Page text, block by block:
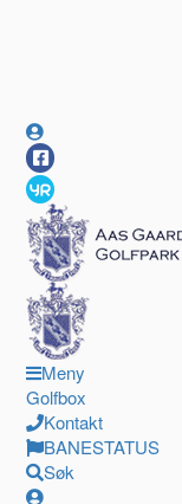
Meny
Golfbox
Kontakt
BANESTATUS
Søk